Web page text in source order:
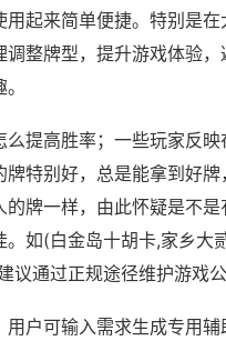
用起来简单便捷。特别是在
调整牌型，提升游戏体验，
么提高胜率；一些玩家反映
牌特别好，总是能拿到好牌
的牌一样，由此怀疑是不是
。如(白金岛十胡卡,家乡大
议通过正规途径维护游戏公
户可输入需求生成专用辅